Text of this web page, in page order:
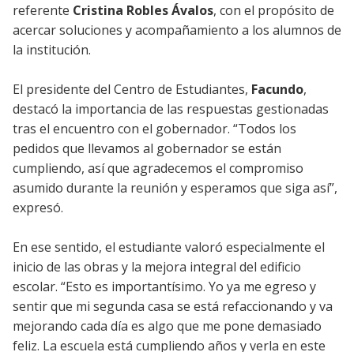
referente Cristina Robles Ávalos, con el propósito de
acercar soluciones y acompañamiento a los alumnos de
la institución.
El presidente del Centro de Estudiantes, Facundo,
destacó la importancia de las respuestas gestionadas
tras el encuentro con el gobernador. “Todos los
pedidos que llevamos al gobernador se están
cumpliendo, así que agradecemos el compromiso
asumido durante la reunión y esperamos que siga así”,
expresó.
En ese sentido, el estudiante valoró especialmente el
inicio de las obras y la mejora integral del edificio
escolar. “Esto es importantísimo. Yo ya me egreso y
sentir que mi segunda casa se está refaccionando y va
mejorando cada día es algo que me pone demasiado
feliz. La escuela está cumpliendo años y verla en este